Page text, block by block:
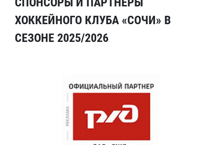
ХОККЕЙНОГО КЛУБА «СОЧИ» В
СЕЗОНЕ 2025/2026